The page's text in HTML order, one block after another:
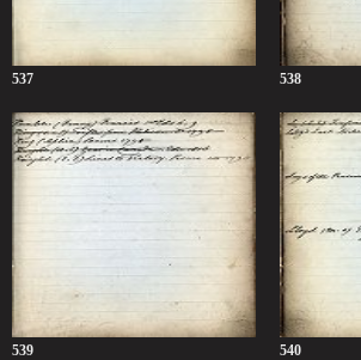
537 538
539 540